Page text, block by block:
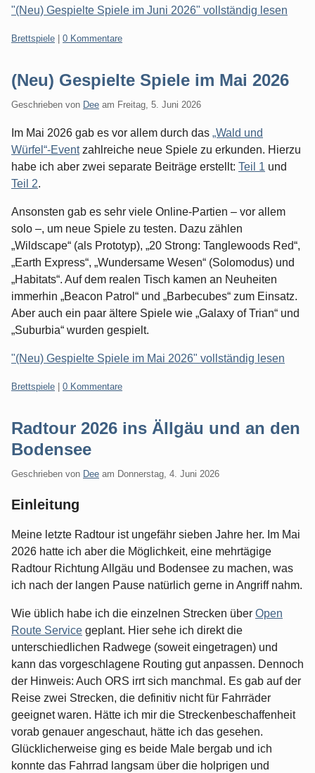
"(Neu) Gespielte Spiele im Juni 2026" vollständig lesen
Kategorien:
Brettspiele 0 Kommentare
(Neu) Gespielte Spiele im Mai 2026
Geschrieben von Dee am Freitag, 5. Juni 2026
Im Mai 2026 gab es vor allem durch das „Wald und
Würfel“-Eventzahlreiche neue Spiele zu erkunden. Hierzu
habe ich aber zwei separate Beiträge erstellt: Teil 1 und
Teil 2.
Ansonsten gab es sehr viele Online-Partien – vor allem
solo –, um neue Spiele zu testen. Dazu zählen
„Wildscape“ (als Prototyp), „20 Strong: Tanglewoods Red“,
„Earth Express“, „Wundersame Wesen“ (Solomodus) und
„Habitats“. Auf dem realen Tisch kamen an Neuheiten
immerhin „Beacon Patrol“ und „Barbecubes“ zum Einsatz.
Aber auch ein paar ältere Spiele wie „Galaxy of Trian“ und
„Suburbia“ wurden gespielt.
"(Neu) Gespielte Spiele im Mai 2026" vollständig lesen
Kategorien:
Brettspiele 0 Kommentare
Radtour 2026 ins Ällgäu und an den
Bodensee
Geschrieben von Dee am Donnerstag, 4. Juni 2026
Einleitung
Meine letzte Radtour ist ungefähr sieben Jahre her. Im Mai
2026 hatte ich aber die Möglichkeit, eine mehrtägige
Radtour Richtung Allgäu und Bodensee zu machen, was
ich nach der langen Pause natürlich gerne in Angriff nahm.
Wie üblich habe ich die einzelnen Strecken über Open
Route Service geplant. Hier sehe ich direkt die
unterschiedlichen Radwege (soweit eingetragen) und
kann das vorgeschlagene Routing gut anpassen. Dennoch
der Hinweis: Auch ORS irrt sich manchmal. Es gab auf der
Reise zwei Strecken, die definitiv nicht für Fahrräder
geeignet waren. Hätte ich mir die Streckenbeschaffenheit
vorab genauer angeschaut, hätte ich das gesehen.
Glücklicherweise ging es beide Male bergab und ich
konnte das Fahrrad langsam über die holprigen und